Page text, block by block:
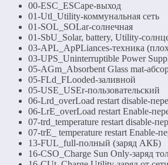
00-ESC_ESCape-выход
01-Utl_Utility-коммунальная сеть
01-SOL_SOLar-солнечная
01-SbU_Solar, battery, Utility-
03-APL_ApPLiances-техника
03-UPS_Uninterruptible Power
05-AGm_Absorbent Glass mat-
05-FLd_FLooded-заливной
05-USE_USEr-пользовательский
06-Lrd_overLoad restart disable-
06-LrЕ_overLoad restart Enable-
07-trd_temperature restart disable-
07-trE_ temperature restart Enable-
13-FUL_full-полный (заряд АКБ)
16-CSO_Charge Sun Only-заряд